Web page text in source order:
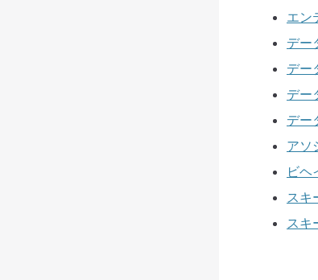
エン
デー
デー
デー
デー
アソ
ビヘ
スキ
スキ